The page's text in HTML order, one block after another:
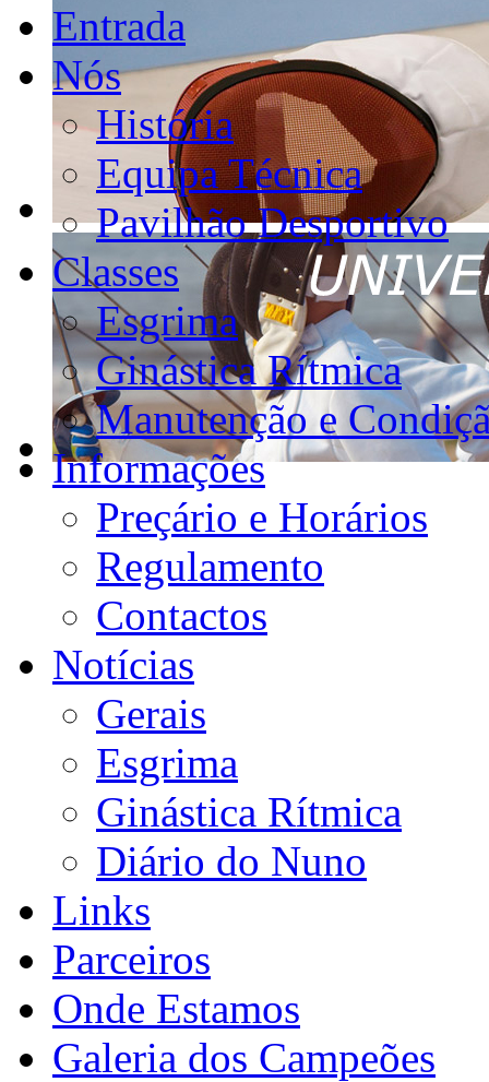
Entrada
Nós
História
Equipa Técnica
Pavilhão Desportivo
Classes
Esgrima
Ginástica Rítmica
Manutenção e
Informações
Preçário e Horários
Regulamento
Contactos
Notícias
Gerais
Esgrima
Ginástica Rítmica
Diário do Nuno
Links
Parceiros
Onde Estamos
Galeria dos Campeões